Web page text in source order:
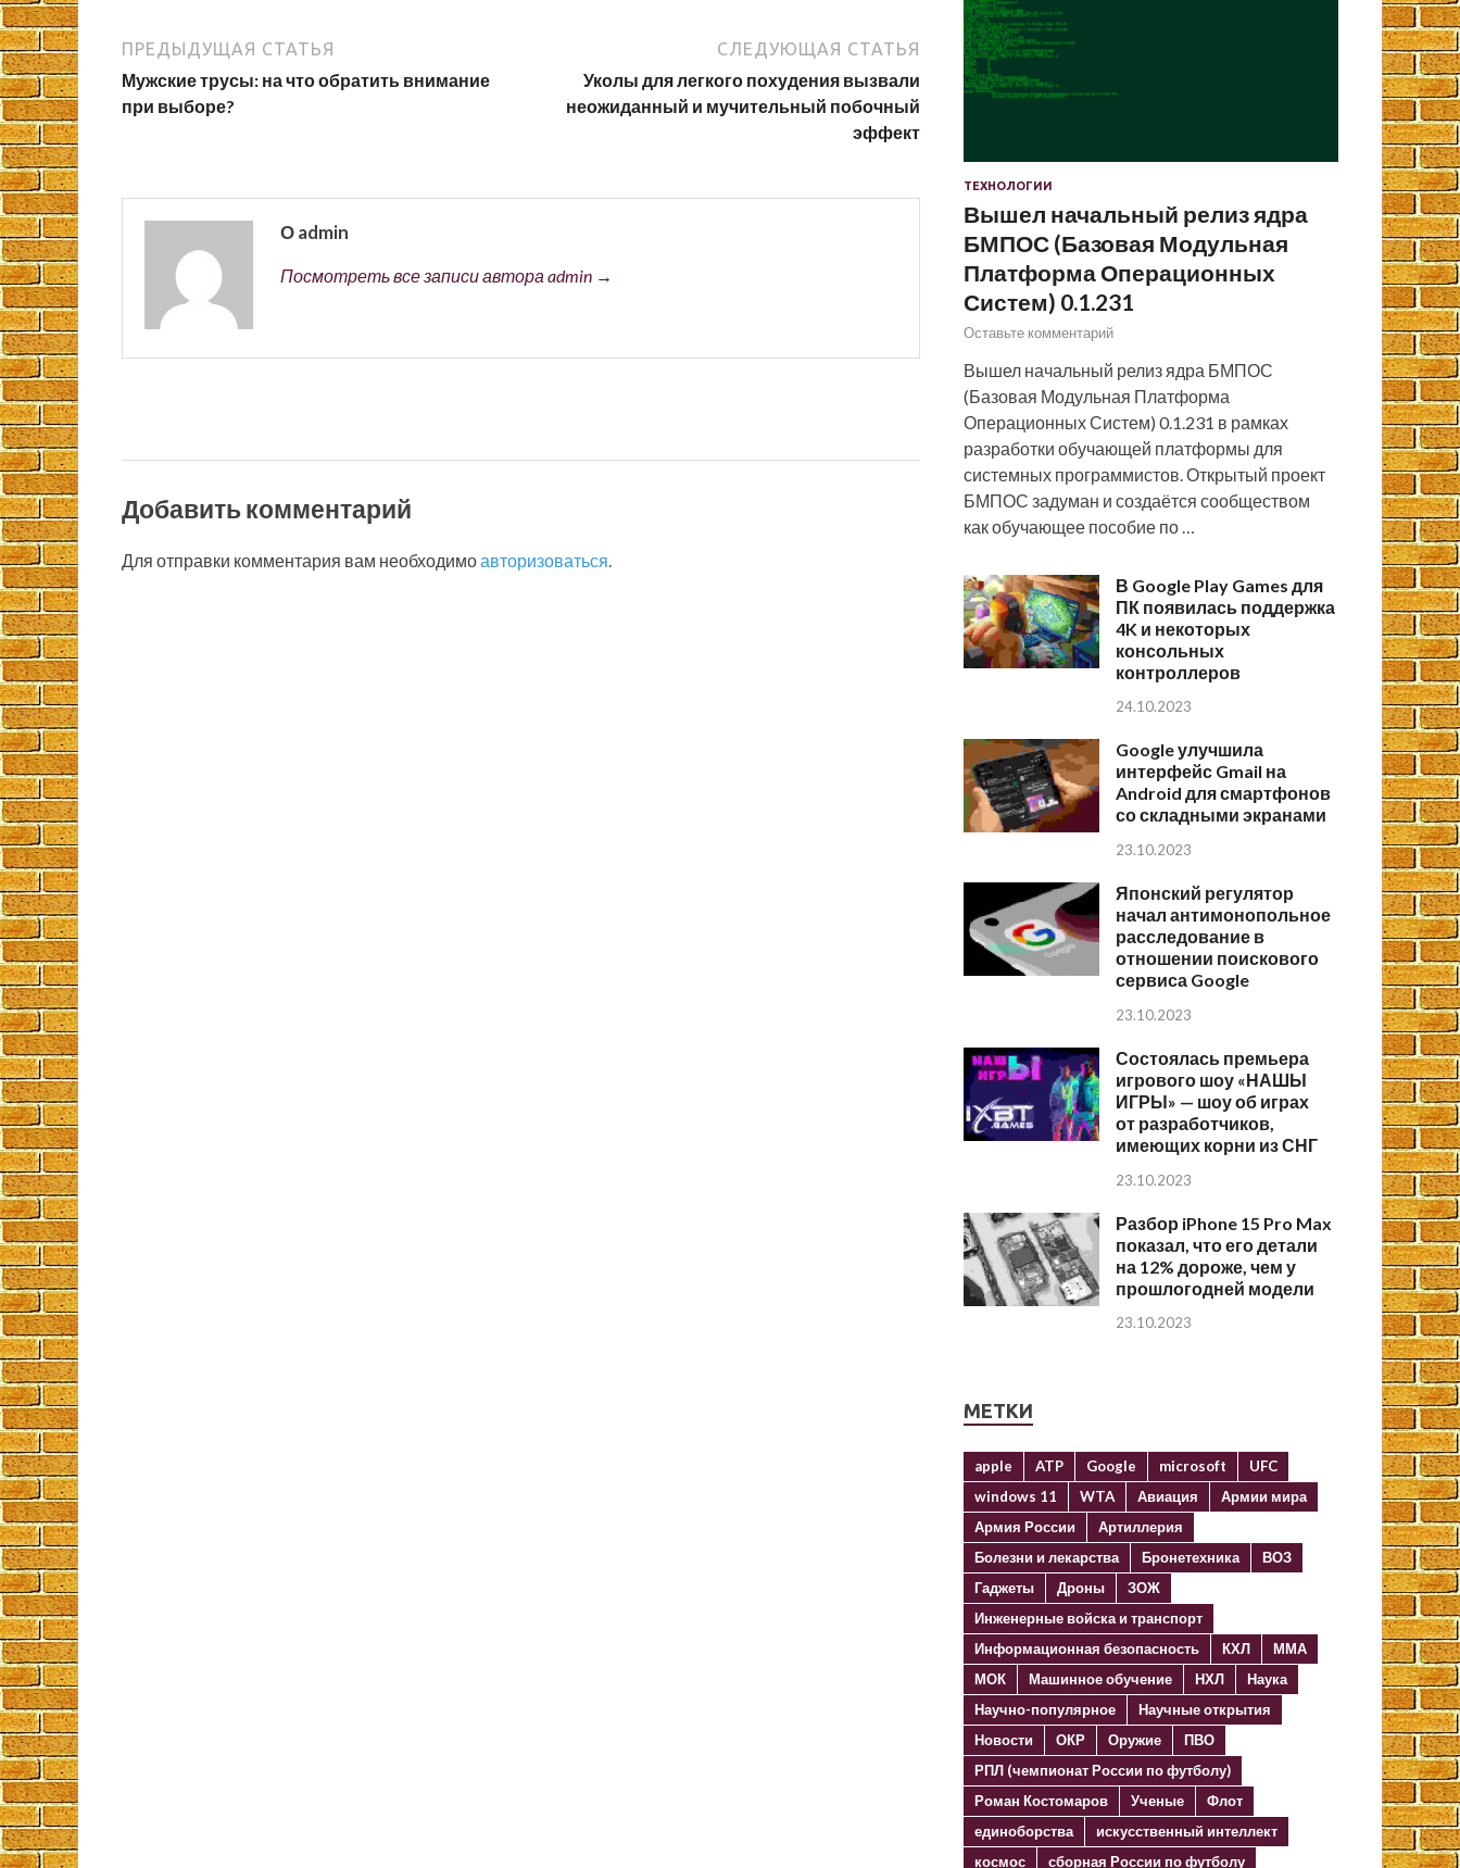
ПРЕДЫДУЩАЯ СТАТЬЯ
Мужские трусы: на что обратить внимание
при выборе?
СЛЕДУЮЩАЯ СТАТЬЯ
Уколы для легкого похудения вызвали
неожиданный и мучительный побочный
эффект
О admin
Посмотреть все записи автора admin →
Добавить комментарий
Для отправки комментария вам необходимоавторизоваться.
ТЕХНОЛОГИИ
Вышел начальный релиз ядра
БМПОС (Базовая Модульная
Платформа Операционных
Систем) 0.1.231
Оставьте комментарий
Вышел начальный релиз ядра БМПОС
(Базовая Модульная Платформа
Операционных Систем) 0.1.231 в рамках
разработки обучающей платформы для
системных программистов. Открытый проект
БМПОС задуман и создаётся сообществом
как обучающее пособие по …
В Google Play Games для
ПК появилась поддержка
4K и некоторых
консольных
контроллеров
24.10.2023
Google улучшила
интерфейс Gmail на
Android для смартфонов
со складными экранами
23.10.2023
Японский регулятор
начал антимонопольное
расследование в
отношении поискового
сервиса Google
23.10.2023
Состоялась премьера
игрового шоу «НАШЫ
ИГРЫ» — шоу об играх
от разработчиков,
имеющих корни из СНГ
23.10.2023
Разбор iPhone 15 Pro Max
показал, что его детали
на 12% дороже, чем у
прошлогодней модели
23.10.2023
МЕТКИ
apple ATP Google microsoft
UFC
windows 11
WTA Авиация
Армии мира
Армия России
Артиллерия
Болезни и лекарства
Бронетехника
ВОЗ
Гаджеты
Дроны
ЗОЖ
Инженерные войска и транспорт
Информационная безопасность
КХЛ
ММА
МОК
Машинное обучение НХЛ
Наука
Научно-популярное
Научные открытия
Новости
ОКР Оружие
ПВО
РПЛ (чемпионат России по футболу)
Роман Костомаров
Ученые
Флот
единоборства
искусственный интеллект
космос
сборная России по футболу